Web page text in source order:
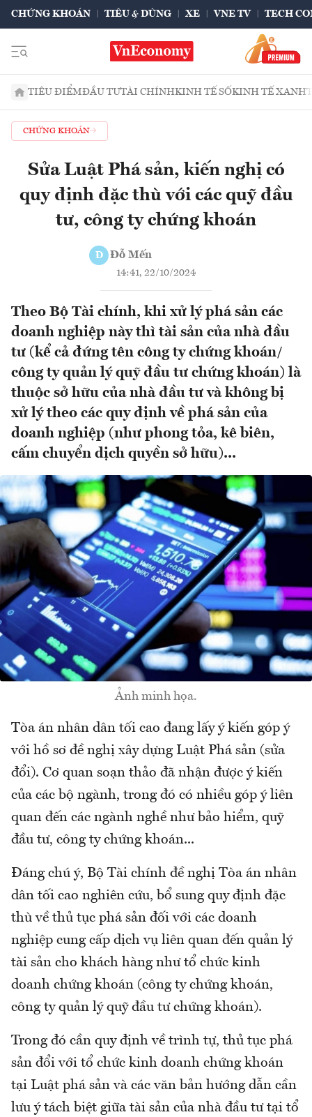
CHỨNG KHOÁN TIÊU & DÙNG XE VNE TV TECH
TIÊU ĐIỂMĐẦU TƯTÀI CHÍNHKINH TẾ SỐKINH TẾ XANH
CHỨNG KHOÁN
Sửa Luật Phá sản, kiến nghị có
quy định đặc thù với các quỹ đầu
tư, công ty chứng khoán
Đ Đỗ Mến
14:41, 22/10/2024
Theo Bộ Tài chính, khi xử lý phá sản các
doanh nghiệp này thì tài sản của nhà đầu
tư (kể cả đứng tên công ty chứng khoán/
công ty quản lý quỹ đầu tư chứng khoán) là
thuộc sở hữu của nhà đầu tư và không bị
xử lý theo các quy định về phá sản của
doanh nghiệp (như phong tỏa, kê biên,
cấm chuyển dịch quyền sở hữu)...
Ảnh minh họa.
Tòa án nhân dân tối cao đang lấy ý kiến góp ý
với hồ sơ đề nghị xây dựng Luật Phá sản (sửa
đổi). Cơ quan soạn thảo đã nhận được ý kiến
của các bộ ngành, trong đó có nhiều góp ý liên
quan đến các ngành nghề như bảo hiểm, quỹ
đầu tư, công ty chứng khoán...
Đáng chú ý, Bộ Tài chính đề nghị Tòa án nhân
dân tối cao nghiên cứu, bổ sung quy định đặc
thù về thủ tục phá sản đối với các doanh
nghiệp cung cấp dịch vụ liên quan đến quản lý
tài sản cho khách hàng như tổ chức kinh
doanh chứng khoán (công ty chứng khoán,
công ty quản lý quỹ đầu tư chứng khoán).
Trong đó cần quy định về trình tự, thủ tục phá
sản đổi với tổ chức kinh doanh chứng khoán
tại Luật phá sản và các văn bản hướng dẫn cần
lưu ý tách biệt giữa tài sản của nhà đầu tư tại tổ